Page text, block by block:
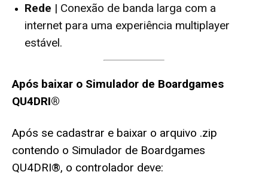
Rede | Conexão de banda larga com a
internet para uma experiência multiplayer
estável.
Após baixar o Simulador de Boardgames
QU4DRI®
Após se cadastrar e baixar o arquivo .zip
contendo o Simulador de Boardgames
QU4DRI®, o controlador deve: